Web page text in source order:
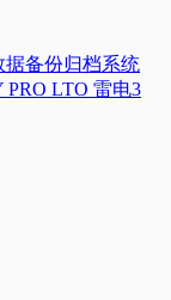
据备份归档系统
PRO LTO 雷电3